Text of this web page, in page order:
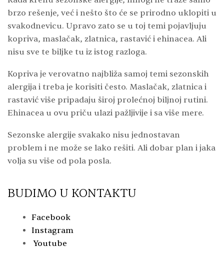
brzo rešenje, već i nešto što će se prirodno uklopiti u
svakodnevicu. Upravo zato se u toj temi pojavljuju
kopriva, maslačak, zlatnica, rastavić i ehinacea. Ali
nisu sve te biljke tu iz istog razloga.
Kopriva je verovatno najbliža samoj temi sezonskih
alergija i treba je korisiti često. Maslačak, zlatnica i
rastavić više pripadaju široj prolećnoj biljnoj rutini.
Ehinacea u ovu priču ulazi pažljivije i sa više mere.
Sezonske alergije svakako nisu jednostavan
problem i ne može se lako rešiti. Ali dobar plan i jaka
volja su više od pola posla.
BUDIMO U KONTAKTU
Facebook
Instagram
Youtube